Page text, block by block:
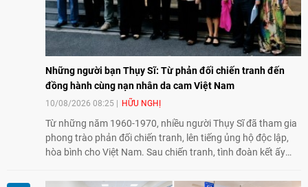
Những người bạn Thụy Sĩ: Từ phản đối chiến tranh đến
đồng hành cùng nạn nhân da cam Việt Nam
10/08/2026 08:25 HỮU NGHỊ
Từ những năm 1960-1970, nhiều người Thụy Sĩ đã tham gia
phong trào phản đối chiến tranh, lên tiếng ủng hộ độc lập,
hòa bình cho Việt Nam. Sau chiến tranh, tình đoàn kết ấy
đồng hành với những người còn chịu hậu quả chiến tranh,